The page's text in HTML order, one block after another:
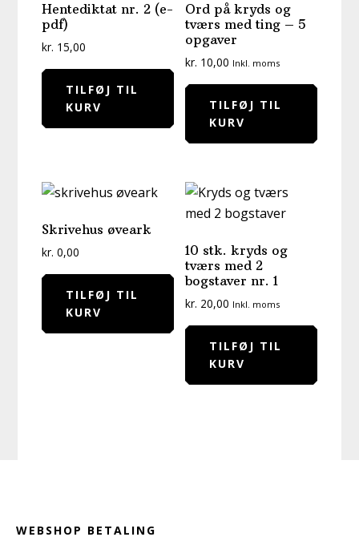
Hentediktat nr. 2 (e-
pdf)
kr. 15,00
TILFØJ TIL
KURV
Ord på kryds og
tværs med ting – 5
opgaver
kr. 10,00 Inkl. moms
TILFØJ TIL
KURV
Skrivehus øveark
kr. 0,00
TILFØJ TIL
KURV
10 stk. kryds og
tværs med 2
bogstaver nr. 1
kr. 20,00 Inkl. moms
TILFØJ TIL
KURV
WEBSHOP BETALING